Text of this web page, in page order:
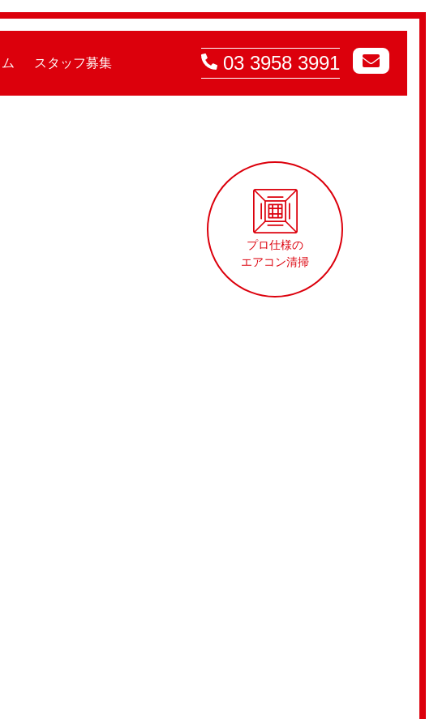
スタッフ募集 03 3958 3991
プロ仕様の
エアコン清掃